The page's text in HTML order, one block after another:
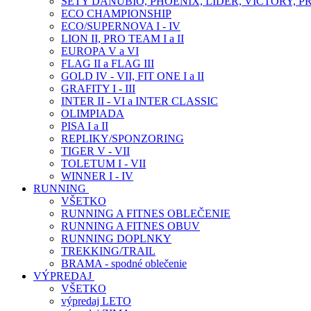
ECO CHAMPIONSHIP
ECO/SUPERNOVA I - IV
LION II, PRO TEAM I a II
EUROPA V a VI
FLAG II a FLAG III
GOLD IV - VII, FIT ONE I a II
GRAFITY I - III
INTER II - VI a INTER CLASSIC
OLIMPIADA
PISA I a II
REPLIKY/SPONZORING
TIGER V - VII
TOLETUM I - VII
WINNER I - IV
RUNNING
VŠETKO
RUNNING A FITNES OBLEČENIE
RUNNING A FITNES OBUV
RUNNING DOPLNKY
TREKKING/TRAIL
BRAMA - spodné oblečenie
VÝPREDAJ
VŠETKO
výpredaj LETO